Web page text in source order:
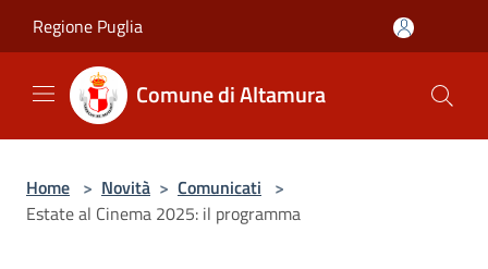
Regione Puglia
Comune di Altamura
Home > Novità > Comunicati >
Estate al Cinema 2025: il programma